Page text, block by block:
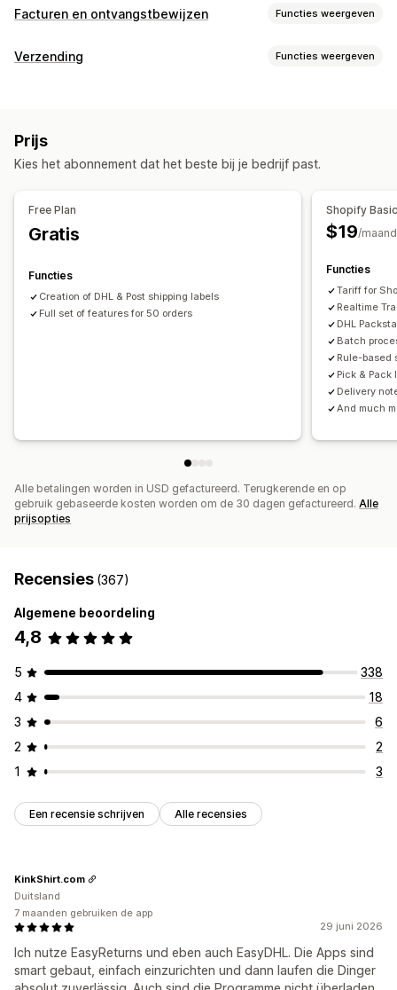
Facturen en ontvangstbewijzen Functies weergeven
Soorten documenten
Aanpassing
Factuurnummers
Belastingberekening Logo's
Downloaden in bulk
Afdrukken en exporteren
Verzending Functies weergeven
Douaneformulieren
Picklijsten Verzendregels Synchronisatie van bestellingen
Tracking in realtime
Updates van bestellingen
Analytics voor verzendingen
Prijs
Kies het abonnement dat het beste bij je bedrijf past.
Free Plan
Gratis
Functies
Creation of DHL & Post shipping labels
Full set of features for 50 orders
Shopify
$19/maand
Functies
Tariff for
Realtime
DHL
Batch
Rule-based
Pick &
Delivery
And much
Alle betalingen worden in USD gefactureerd. Terugkerende en op
gebruik gebaseerde kosten worden om de 30 dagen gefactureerd. Alle
prijsopties
Recensies (367)
Algemene beoordeling
4,8
5
338
4
18
3
6
2
2
1
3
Een recensie schrijven Alle recensies
29 juni 2026
Ich nutze EasyReturns und eben auch EasyDHL. Die Apps sind
smart gebaut, einfach einzurichten und dann laufen die Dinger
KinkShirt.com
Duitsland
7 maanden gebruiken de app